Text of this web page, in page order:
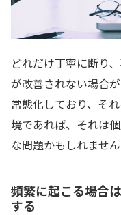
どれだけ丁寧に断り
が改善されない場合
常態化しており、そ
境であれば、それは
な問題かもしれません
頻繁に起こる場合
する